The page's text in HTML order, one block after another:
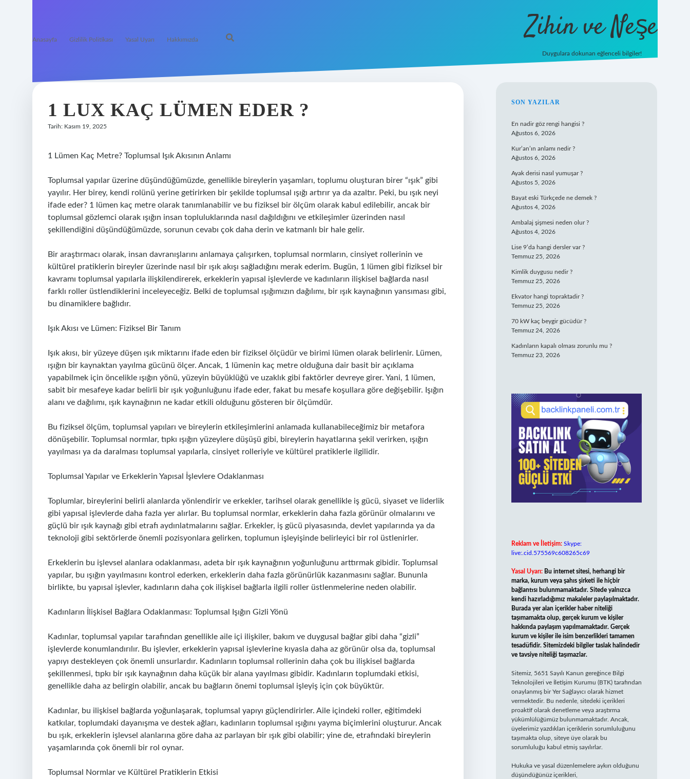
Anasayfa Gizlilik Politikası Yasal Uyarı Hakkımızda Zihin ve Neşe
Duygulara dokunan eğlenceli bilgiler!
1 LUX KAÇ LÜMEN EDER ?
Tarih: Kasım 19, 2025
1 Lümen Kaç Metre? Toplumsal Işık Akısının Anlamı
Toplumsal yapılar üzerine düşündüğümüzde, genellikle bireylerin yaşamları, toplumu oluşturan birer “ışık” gibi
yayılır. Her birey, kendi rolünü yerine getirirken bir şekilde toplumsal ışığı artırır ya da azaltır. Peki, bu ışık neyi
ifade eder? 1 lümen kaç metre olarak tanımlanabilir ve bu fiziksel bir ölçüm olarak kabul edilebilir, ancak bir
toplumsal gözlemci olarak ışığın insan topluluklarında nasıl dağıldığını ve etkileşimler üzerinden nasıl
şekillendiğini düşündüğümüzde, sorunun cevabı çok daha derin ve katmanlı bir hale gelir.
Bir araştırmacı olarak, insan davranışlarını anlamaya çalışırken, toplumsal normların, cinsiyet rollerinin ve
kültürel pratiklerin bireyler üzerinde nasıl bir ışık akışı sağladığını merak ederim. Bugün, 1 lümen gibi fiziksel bir
kavramı toplumsal yapılarla ilişkilendirerek, erkeklerin yapısal işlevlerde ve kadınların ilişkisel bağlarda nasıl
farklı roller üstlendiklerini inceleyeceğiz. Belki de toplumsal ışığımızın dağılımı, bir ışık kaynağının yansıması gibi,
bu dinamiklere bağlıdır.
Işık Akısı ve Lümen: Fiziksel Bir Tanım
Işık akısı, bir yüzeye düşen ışık miktarını ifade eden bir fiziksel ölçüdür ve birimi lümen olarak belirlenir. Lümen,
ışığın bir kaynaktan yayılma gücünü ölçer. Ancak, 1 lümenin kaç metre olduğuna dair basit bir açıklama
yapabilmek için öncelikle ışığın yönü, yüzeyin büyüklüğü ve uzaklık gibi faktörler devreye girer. Yani, 1 lümen,
sabit bir mesafeye kadar belirli bir ışık yoğunluğunu ifade eder, fakat bu mesafe koşullara göre değişebilir. Işığın
alanı ve dağılımı, ışık kaynağının ne kadar etkili olduğunu gösteren bir ölçümdür.
Bu fiziksel ölçüm, toplumsal yapıları ve bireylerin etkileşimlerini anlamada kullanabileceğimiz bir metafora
dönüşebilir. Toplumsal normlar, tıpkı ışığın yüzeylere düşüşü gibi, bireylerin hayatlarına şekil verirken, ışığın
yayılması ya da daralması toplumsal yapılarla, cinsiyet rolleriyle ve kültürel pratiklerle ilgilidir.
Toplumsal Yapılar ve Erkeklerin Yapısal İşlevlere Odaklanması
Toplumlar, bireylerini belirli alanlarda yönlendirir ve erkekler, tarihsel olarak genellikle iş gücü, siyaset ve liderlik
gibi yapısal işlevlerde daha fazla yer alırlar. Bu toplumsal normlar, erkeklerin daha fazla görünür olmalarını ve
güçlü bir ışık kaynağı gibi etrafı aydınlatmalarını sağlar. Erkekler, iş gücü piyasasında, devlet yapılarında ya da
teknoloji gibi sektörlerde önemli pozisyonlara gelirken, toplumun işleyişinde belirleyici bir rol üstlenirler.
Erkeklerin bu işlevsel alanlara odaklanması, adeta bir ışık kaynağının yoğunluğunu arttırmak gibidir. Toplumsal
yapılar, bu ışığın yayılmasını kontrol ederken, erkeklerin daha fazla görünürlük kazanmasını sağlar. Bununla
birlikte, bu yapısal işlevler, kadınların daha çok ilişkisel bağlarla ilgili roller üstlenmelerine neden olabilir.
Kadınların İlişkisel Bağlara Odaklanması: Toplumsal Işığın Gizli Yönü
Kadınlar, toplumsal yapılar tarafından genellikle aile içi ilişkiler, bakım ve duygusal bağlar gibi daha “gizli”
işlevlerde konumlandırılır. Bu işlevler, erkeklerin yapısal işlevlerine kıyasla daha az görünür olsa da, toplumsal
yapıyı destekleyen çok önemli unsurlardır. Kadınların toplumsal rollerinin daha çok bu ilişkisel bağlarda
şekillenmesi, tıpkı bir ışık kaynağının daha küçük bir alana yayılması gibidir. Kadınların toplumdaki etkisi,
genellikle daha az belirgin olabilir, ancak bu bağların önemi toplumsal işleyiş için çok büyüktür.
Kadınlar, bu ilişkisel bağlarda yoğunlaşarak, toplumsal yapıyı güçlendirirler. Aile içindeki roller, eğitimdeki
katkılar, toplumdaki dayanışma ve destek ağları, kadınların toplumsal ışığını yayma biçimlerini oluşturur. Ancak
bu ışık, erkeklerin işlevsel alanlarına göre daha az parlayan bir ışık gibi olabilir; yine de, etrafındaki bireylerin
yaşamlarında çok önemli bir rol oynar.
Toplumsal Normlar ve Kültürel Pratiklerin Etkisi
SIDEBAR
SON YAZILAR
En nadir göz rengi hangisi ?
Ağustos 6, 2026
Kur’an’ın anlamı nedir ?
Ağustos 6, 2026
Ayak derisi nasıl yumuşar ?
Ağustos 5, 2026
Bayat eski Türkçede ne demek ?
Ağustos 4, 2026
Ambalaj şişmesi neden olur ?
Ağustos 4, 2026
Lise 9’da hangi dersler var ?
Temmuz 25, 2026
Kimlik duygusu nedir ?
Temmuz 25, 2026
Ekvator hangi topraktadir ?
Temmuz 25, 2026
70 kW kaç beygir gücüdür ?
Temmuz 24, 2026
Kadınların kapalı olması zorunlu mu ?
Temmuz 23, 2026
Reklam ve İletişim: Skype:
live:.cid.575569c608265c69
Yasal Uyarı: Bu internet sitesi, herhangi bir
marka, kurum veya şahıs şirketi ile hiçbir
bağlantısı bulunmamaktadır. Sitede yalnızca
kendi hazırladığımız makaleler paylaşılmaktadır.
Burada yer alan içerikler haber niteliği
taşımamakta olup, gerçek kurum ve kişiler
hakkında paylaşım yapılmamaktadır. Gerçek
kurum ve kişiler ile isim benzerlikleri tamamen
tesadüfidir. Sitemizdeki bilgiler taslak halindedir
ve tavsiye niteliği taşımazlar.
Sitemiz, 5651 Sayılı Kanun gereğince Bilgi
Teknolojileri ve İletişim Kurumu (BTK) tarafından
onaylanmış bir Yer Sağlayıcı olarak hizmet
vermektedir. Bu nedenle, sitedeki içerikleri
proaktif olarak denetleme veya araştırma
yükümlülüğümüz bulunmamaktadır. Ancak,
üyelerimiz yazdıkları içeriklerin sorumluluğunu
taşımakta olup, siteye üye olarak bu
sorumluluğu kabul etmiş sayılırlar.
Hukuka ve yasal düzenlemelere aykırı olduğunu
düşündüğünüz içerikleri,